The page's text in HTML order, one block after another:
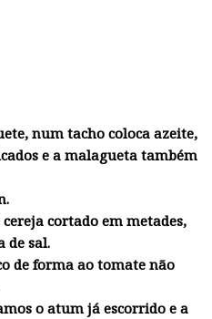
num tacho coloca azeite,
e a malagueta também
cortado em metades,
de sal.
de forma ao tomate não
o atum já escorrido e a